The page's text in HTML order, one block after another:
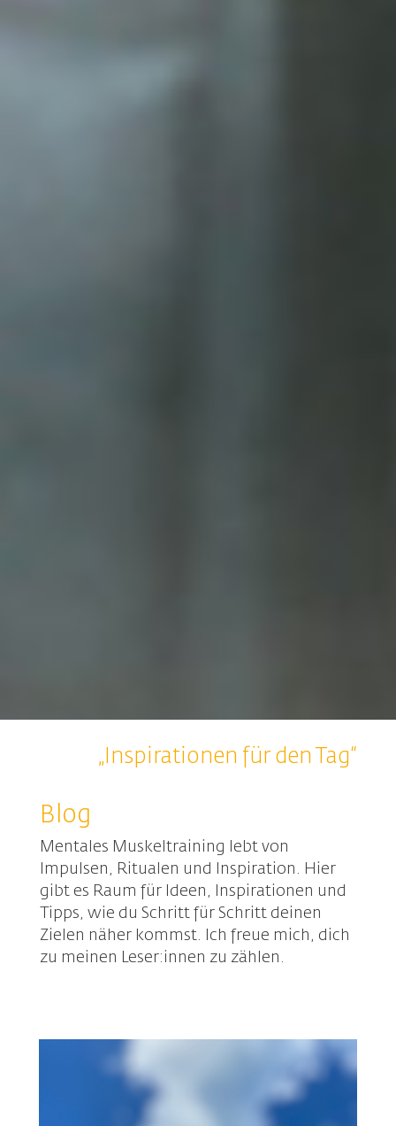
„Inspirationen für den Tag“
Blog
Mentales Muskeltraining lebt von
Impulsen, Ritualen und Inspiration. Hier
gibt es Raum für Ideen, Inspirationen und
Tipps, wie du Schritt für Schritt deinen
Zielen näher kommst. Ich freue mich, dich
zu meinen Leser:innen zu zählen.